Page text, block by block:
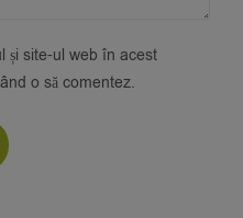
și site-ul web în acest
o să comentez.